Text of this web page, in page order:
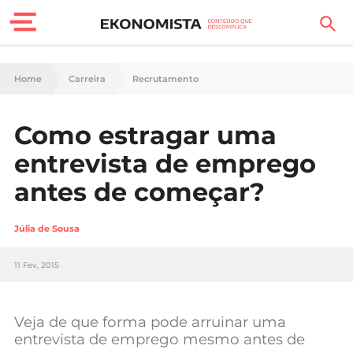
Finanças Pessoais
Carreira
Casa
Lifestyle
Sociedade
Negócios
Home Carreira Recrutamento
Como estragar uma
entrevista de emprego
antes de começar?
Júlia de Sousa
11 Fev, 2015
Veja de que forma pode arruinar uma
entrevista de emprego mesmo antes de